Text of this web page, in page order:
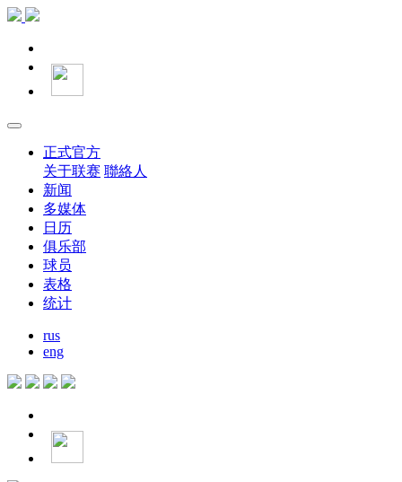
正式官方
关于联赛 聯絡人
新闻
多媒体
日历
俱乐部
球员
表格
统计
rus
eng